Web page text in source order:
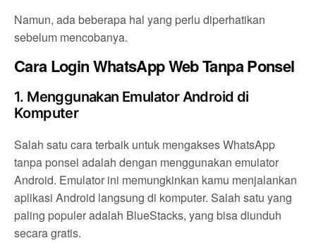
Namun, ada beberapa hal yang perlu diperhatikan
sebelum mencobanya.
Cara Login WhatsApp Web Tanpa Ponsel
1. Menggunakan Emulator Android di
Komputer
Salah satu cara terbaik untuk mengakses WhatsApp
tanpa ponsel adalah dengan menggunakan emulator
Android. Emulator ini memungkinkan kamu menjalankan
aplikasi Android langsung di komputer. Salah satu yang
paling populer adalah BlueStacks, yang bisa diunduh
secara gratis.